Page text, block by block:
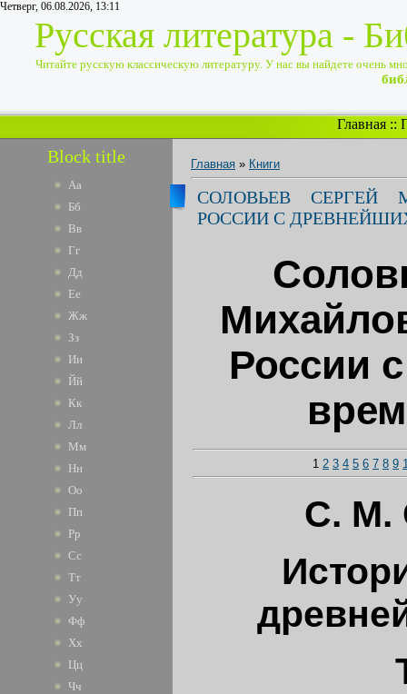
Четверг, 06.08.2026, 13:11
Русская литература -
Читайте русскую классическую литературу. У нас вы найдете очень
Главная ::
Block title
Аа
Бб
Вв
Гг
Дд
Ее
Жж
Зз
Ии
Йй
Кк
Лл
Мм
Нн
Оо
Пп
Рр
Сс
Тт
Уу
Фф
Хх
Цц
Чч
Главная » Книги
СОЛОВЬЕВ СЕРГЕЙ
РОССИИ С
России
1 2 3 4 5 6 7 8 9
С. М.